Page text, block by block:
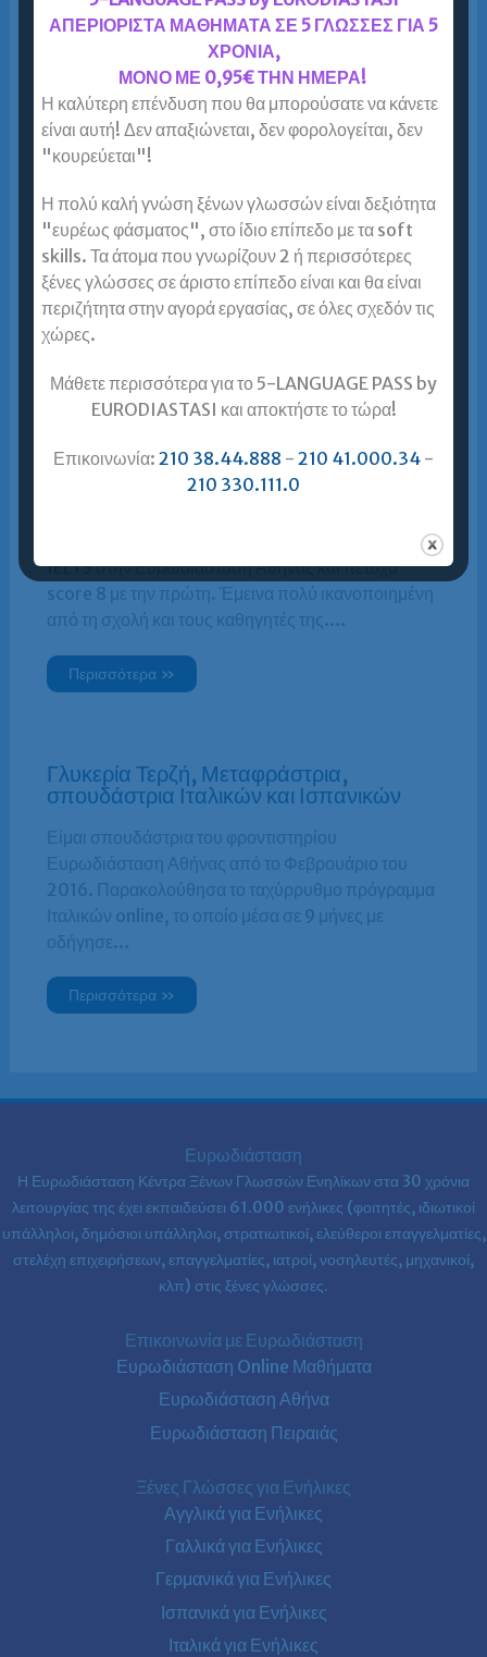
Σπύρος Τσαούσης, Financial
Έκανα ταχύρρυθμη προετοιμασία για TOEIC στην
Ευρωδιάσταση Πειραιά και πέτυχα score 845!
Έμεινα πολύ ευχαριστημένος από την
Ευρωδιάσταση και τη συστήνω ανεπιφύλακτα σε
κάθε ενήλικο…
Περισσότερα »
Μαρία Αντωνιάδου, μεταπτυχιακή
φοιτήτρια, σπουδάστρια IELTS
Παρακολούθησα ταχύρρυθμο τμήμα προετοιμασίας
IELTS στην Ευρωδιάσταση Αθήνας και πέτυχα
score 8 με την πρώτη. Έμεινα πολύ ικανοποιημένη
από τη σχολή και τους καθηγητές της.…
Περισσότερα »
Γλυκερία Τερζή, Μεταφράστρια,
σπουδάστρια Ιταλικών και Ισπανικών
Είμαι σπουδάστρια του φροντιστηρίου
Ευρωδιάσταση Αθήνας από το Φεβρουάριο του
2016. Παρακολούθησα το ταχύρρυθμο πρόγραμμα
Ιταλικών online, το οποίο μέσα σε 9 μήνες με
οδήγησε…
Περισσότερα »
Ευρωδιάσταση
Η Ευρωδιάσταση Κέντρα Ξένων Γλωσσών Ενηλίκων στα 30 χρόνια
λειτουργίας της έχει εκπαιδεύσει 61.000 ενήλικες (φοιτητές, ιδιωτικοί
υπάλληλοι, δημόσιοι υπάλληλοι, στρατιωτικοί, ελεύθεροι επαγγελματίες,
στελέχη επιχειρήσεων, επαγγελματίες, ιατροί, νοσηλευτές, μηχανικοί,
κλπ) στις ξένες γλώσσες.
Επικοινωνία με Ευρωδιάσταση
Ευρωδιάσταση Online Μαθήματα
Ευρωδιάσταση Αθήνα
Ευρωδιάσταση Πειραιάς
Ξένες Γλώσσες για Ενήλικες
Αγγλικά για Ενήλικες
Γαλλικά για Ενήλικες
Γερμανικά για Ενήλικες
Ισπανικά για Ενήλικες
Ιταλικά για Ενήλικες
ΑΠΕΡΙΟΡΙΣΤΑ ΜΑΘΗΜΑΤΑ ΣΕ 5 ΓΛΩΣΣΕΣ ΓΙΑ 5
ΧΡΟΝΙΑ,
ΜΟΝΟ ΜΕ 0,95€ ΤΗΝ ΗΜΕΡΑ!
Η καλύτερη επένδυση που θα μπορούσατε να κάνετε
είναι αυτή! Δεν απαξιώνεται, δεν φορολογείται, δεν
"κουρεύεται"!
Η πολύ καλή γνώση ξένων γλωσσών είναι δεξιότητα
"ευρέως φάσματος", στο ίδιο επίπεδο με τα soft
skills. Τα άτομα που γνωρίζουν 2 ή περισσότερες
ξένες γλώσσες σε άριστο επίπεδο είναι και θα είναι
περιζήτητα στην αγορά εργασίας, σε όλες σχεδόν τις
χώρες.
Μάθετε περισσότερα για το 5-LANGUAGE PASS by
EURODIASTASI και αποκτήστε το τώρα!
Επικοινωνία: 210 38.44.888 - 210 41.000.34 -
210 330.111.0